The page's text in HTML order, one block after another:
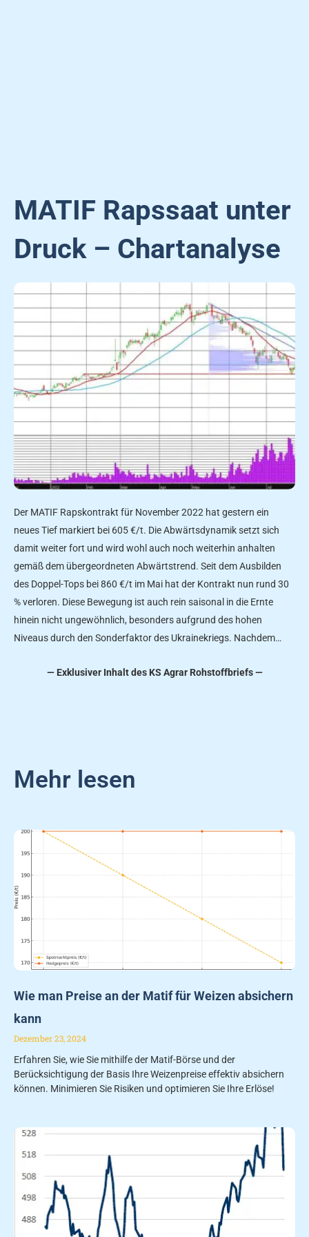
MATIF Rapssaat unter
Druck – Chartanalyse
Der MATIF Rapskontrakt für November 2022 hat gestern ein
neues Tief markiert bei 605 €/t. Die Abwärtsdynamik setzt sich
damit weiter fort und wird wohl auch noch weiterhin anhalten
gemäß dem übergeordneten Abwärtstrend. Seit dem Ausbilden
des Doppel-Tops bei 860 €/t im Mai hat der Kontrakt nun rund 30
% verloren. Diese Bewegung ist auch rein saisonal in die Ernte
hinein nicht ungewöhnlich, besonders aufgrund des hohen
Niveaus durch den Sonderfaktor des Ukrainekriegs. Nachdem…
— Exklusiver Inhalt des KS Agrar Rohstoffbriefs —
Mehr lesen
Wie man Preise an der Matif für Weizen absichern
kann
Dezember 23, 2024
Erfahren Sie, wie Sie mithilfe der Matif-Börse und der
Berücksichtigung der Basis Ihre Weizenpreise effektiv absichern
können. Minimieren Sie Risiken und optimieren Sie Ihre Erlöse!